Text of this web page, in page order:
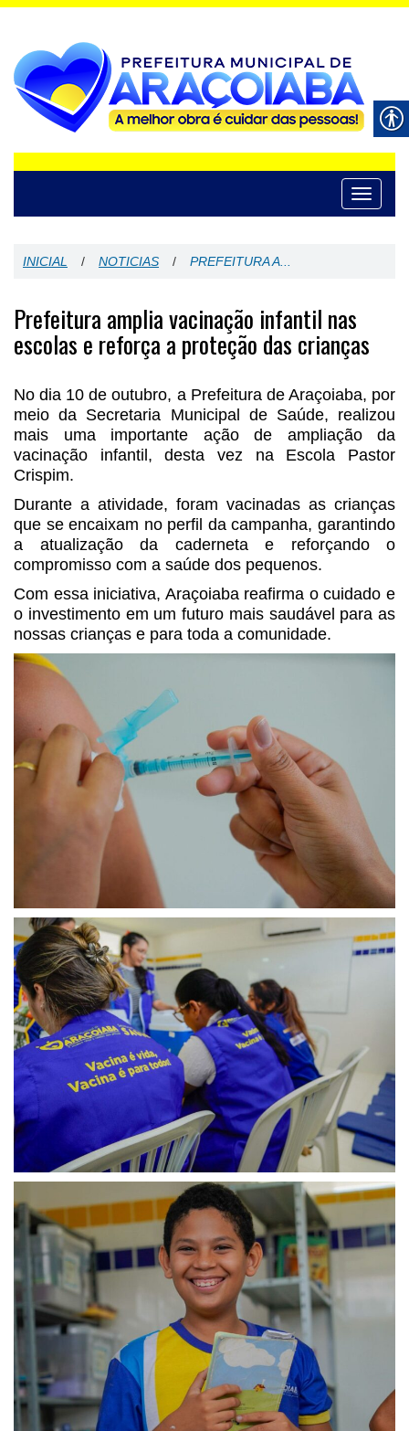
Toggle
INICIAL / NOTICIAS / PREFEITURA A...
Prefeitura amplia vacinação infantil nas
escolas e reforça a proteção das crianças
No dia 10 de outubro, a Prefeitura de Araçoiaba, por
meio da Secretaria Municipal de Saúde, realizou
mais uma importante ação de ampliação da
vacinação infantil, desta vez na Escola Pastor
Crispim.
Durante a atividade, foram vacinadas as crianças
que se encaixam no perfil da campanha, garantindo
a atualização da caderneta e reforçando o
compromisso com a saúde dos pequenos.
Com essa iniciativa, Araçoiaba reafirma o cuidado e
o investimento em um futuro mais saudável para as
nossas crianças e para toda a comunidade.